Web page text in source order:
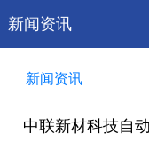
新闻资讯
新闻资讯
中联新材科技自